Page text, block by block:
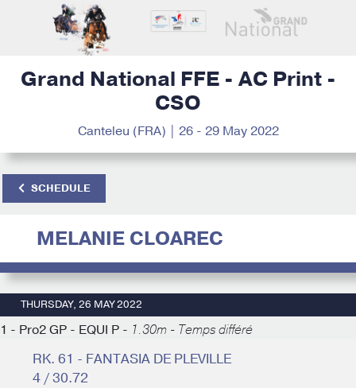
Grand National FFE - AC Print -
CSO
Canteleu (FRA) | 26 - 29 May 2022
SCHEDULE
MELANIE CLOAREC
THURSDAY, 26 MAY 2022
1 - Pro2 GP - EQUI P - 1.30m - Temps différé
RK. 61 - FANTASIA DE PLEVILLE
4 / 30.72